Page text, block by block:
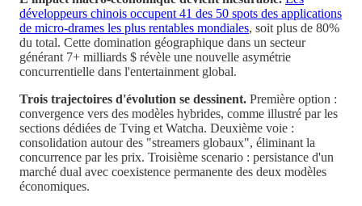
développeurs chinois occupent 41 des 50 spots des applications
de micro-drames les plus rentables mondiales, soit plus de 80%
du total. Cette domination géographique dans un secteur
générant 7+ milliards $ révèle une nouvelle asymétrie
concurrentielle dans l'entertainment global.
Trois trajectoires d'évolution se dessinent. Première option :
convergence vers des modèles hybrides, comme illustré par les
sections dédiées de Tving et Watcha. Deuxième voie :
consolidation autour des "streamers globaux", éliminant la
concurrence par les prix. Troisième scenario : persistance d'un
marché dual avec coexistence permanente des deux modèles
économiques.